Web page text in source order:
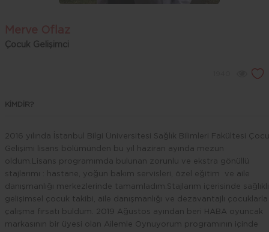
Çocuk Gelişimci
KİMDİR?
2016 yılında İstanbul Bilgi Üniversitesi Sağlık Bilimleri Fakültesi
Gelişimi lisans bölümünden bu yıl haziran ayında mezun
oldum.Lisans programımda bulunan zorunlu ve ekstra gönüllü
stajlarımı : hastane, yoğun bakım servisleri, özel eğitim ve aile
danışmanlığı merkezlerinde tamamladım.Stajlarım içerisinde sağlıklı
gelişimsel çocuk takibi, aile danışmanlığı ve dezavantajlı çocuklarla
çalışma fırsatı buldum. 2019 Ağustos ayından beri HABA oyuncak
markasının bir üyesi olan Ailemle Oynuyorum programının içinde